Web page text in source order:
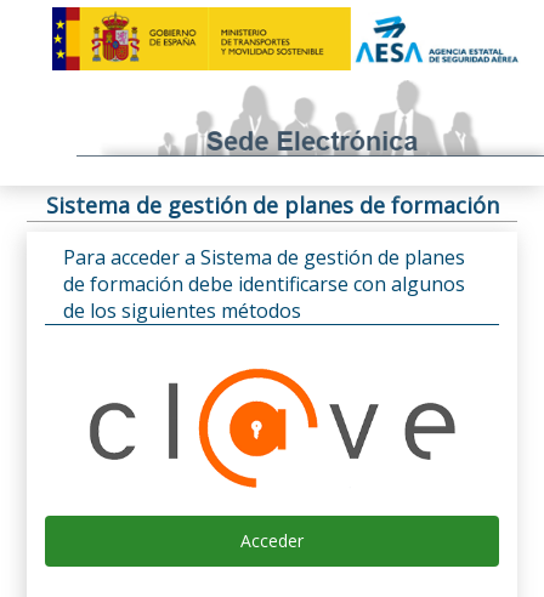
Sistema de gestión de planes de formación
Para acceder a Sistema de gestión de planes
de formación debe identificarse con algunos
de los siguientes métodos
Acceder